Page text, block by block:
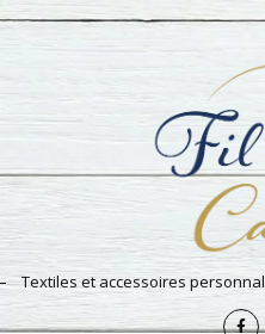
Textiles et accessoires